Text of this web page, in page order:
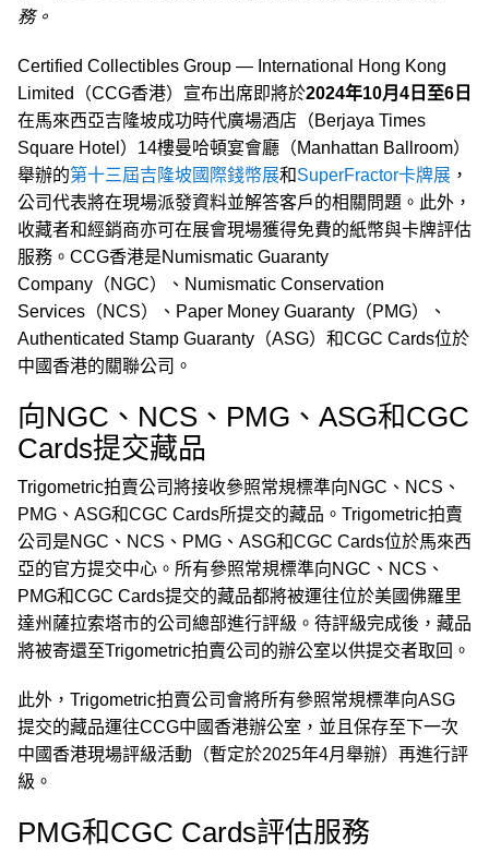
務。
Certified Collectibles Group — International Hong Kong
Limited（CCG香港）宣布出席即將於2024年10月4日至6日
在馬來西亞吉隆坡成功時代廣場酒店（Berjaya Times
Square Hotel）14樓曼哈頓宴會廳（Manhattan Ballroom）
舉辦的第十三屆吉隆坡國際錢幣展和SuperFractor卡牌展 ，
公司代表將在現場派發資料並解答客戶的相關問題。此外，
收藏者和經銷商亦可在展會現場獲得免費的紙幣與卡牌評估
服務。CCG香港是Numismatic Guaranty
Company（NGC）、Numismatic Conservation
Services（NCS）、Paper Money Guaranty（PMG）、
Authenticated Stamp Guaranty（ASG）和CGC Cards位於
中國香港的關聯公司。
向NGC、NCS、PMG、ASG和CGC
Cards提交藏品
Trigometric拍賣公司將接收參照常規標準向NGC、NCS、
PMG、ASG和CGC Cards所提交的藏品。Trigometric拍賣
公司是NGC、NCS、PMG、ASG和CGC Cards位於馬來西
亞的官方提交中心。所有參照常規標準向NGC、NCS、
PMG和CGC Cards提交的藏品都將被運往位於美國佛羅里
達州薩拉索塔市的公司總部進行評級。待評級完成後，藏品
將被寄還至Trigometric拍賣公司的辦公室以供提交者取回。
此外，Trigometric拍賣公司會將所有參照常規標準向ASG
提交的藏品運往CCG中國香港辦公室，並且保存至下一次
中國香港現場評級活動（暫定於2025年4月舉辦）再進行評
級。
PMG和CGC Cards評估服務